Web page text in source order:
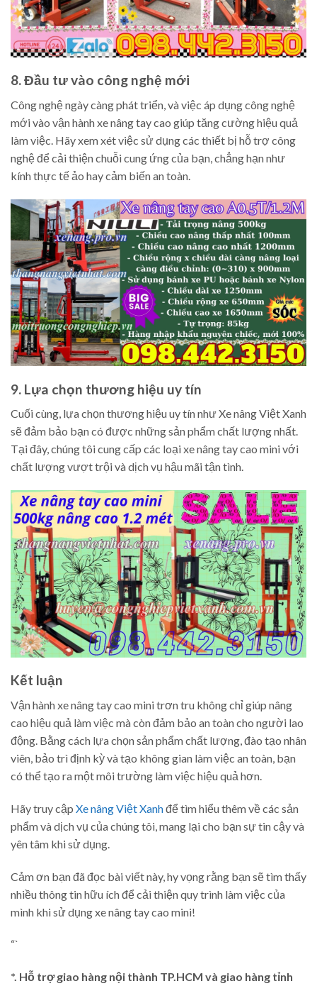
8. Đầu tư vào công nghệ mới
Công nghệ ngày càng phát triển, và việc áp dụng công nghệ
mới vào vận hành xe nâng tay cao giúp tăng cường hiệu quả
làm việc. Hãy xem xét việc sử dụng các thiết bị hỗ trợ công
nghệ để cải thiện chuỗi cung ứng của bạn, chẳng hạn như
kính thực tế ảo hay cảm biến an toàn.
9. Lựa chọn thương hiệu uy tín
Cuối cùng, lựa chọn thương hiệu uy tín như Xe nâng Việt Xanh
sẽ đảm bảo bạn có được những sản phẩm chất lượng nhất.
Tại đây, chúng tôi cung cấp các loại xe nâng tay cao mini với
chất lượng vượt trội và dịch vụ hậu mãi tận tình.
Kết luận
Vận hành xe nâng tay cao mini trơn tru không chỉ giúp nâng
cao hiệu quả làm việc mà còn đảm bảo an toàn cho người lao
động. Bằng cách lựa chọn sản phẩm chất lượng, đào tạo nhân
viên, bảo trì định kỳ và tạo không gian làm việc an toàn, bạn
có thể tạo ra một môi trường làm việc hiệu quả hơn.
Hãy truy cập Xe nâng Việt Xanhđể tìm hiểu thêm về các sản
phẩm và dịch vụ của chúng tôi, mang lại cho bạn sự tin cậy và
yên tâm khi sử dụng.
Cảm ơn bạn đã đọc bài viết này, hy vọng rằng bạn sẽ tìm thấy
nhiều thông tin hữu ích để cải thiện quy trình làm việc của
mình khi sử dụng xe nâng tay cao mini!
“`
*. Hỗ trợ giao hàng nội thành TP.HCM và giao hàng tỉnh